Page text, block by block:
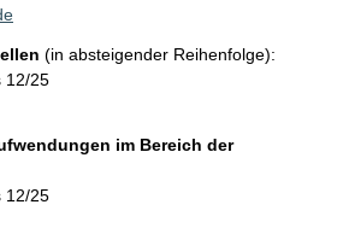
(in absteigender Reihenfolge):
12/25
im Bereich der
12/25